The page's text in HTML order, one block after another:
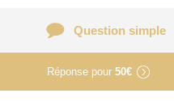
Question simple
Réponse pour50€